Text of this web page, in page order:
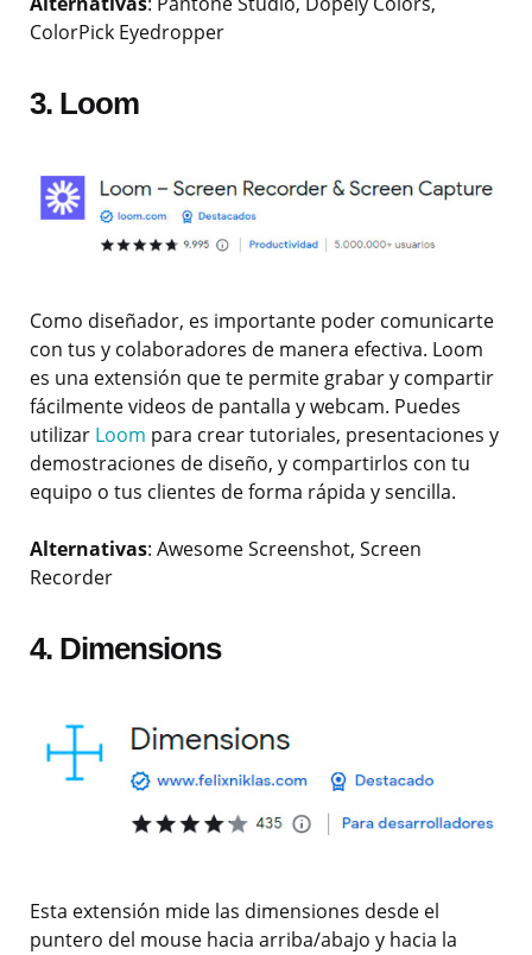
ColorPick Eyedropper
3. Loom
Como diseñador, es importante poder comunicarte
con tus y colaboradores de manera efectiva. Loom
es una extensión que te permite grabar y compartir
fácilmente videos de pantalla y webcam. Puedes
utilizar Loom para crear tutoriales, presentaciones y
demostraciones de diseño, y compartirlos con tu
equipo o tus clientes de forma rápida y sencilla.
Alternativas: Awesome Screenshot, Screen
Recorder
4. Dimensions
Esta extensión mide las dimensiones desde el
puntero del mouse hacia arriba/abajo y hacia la